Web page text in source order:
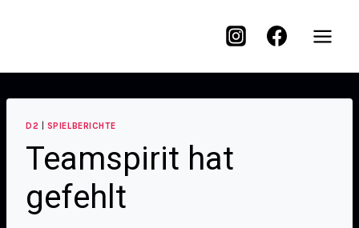
D2 SPIELBERICHTE
Teamspirit hat
gefehlt